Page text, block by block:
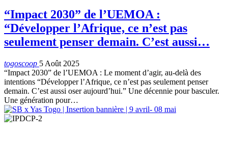
“Impact 2030” de l’UEMOA :
“Développer l’Afrique, ce n’est pas
seulement penser demain. C’est aussi…
togoscoop 5 Août 2025
“Impact 2030” de l’UEMOA : Le moment d’agir, au-delà des
intentions “Développer l’Afrique, ce n’est pas seulement penser
demain. C’est aussi oser aujourd’hui.” Une décennie pour basculer.
Une génération pour…